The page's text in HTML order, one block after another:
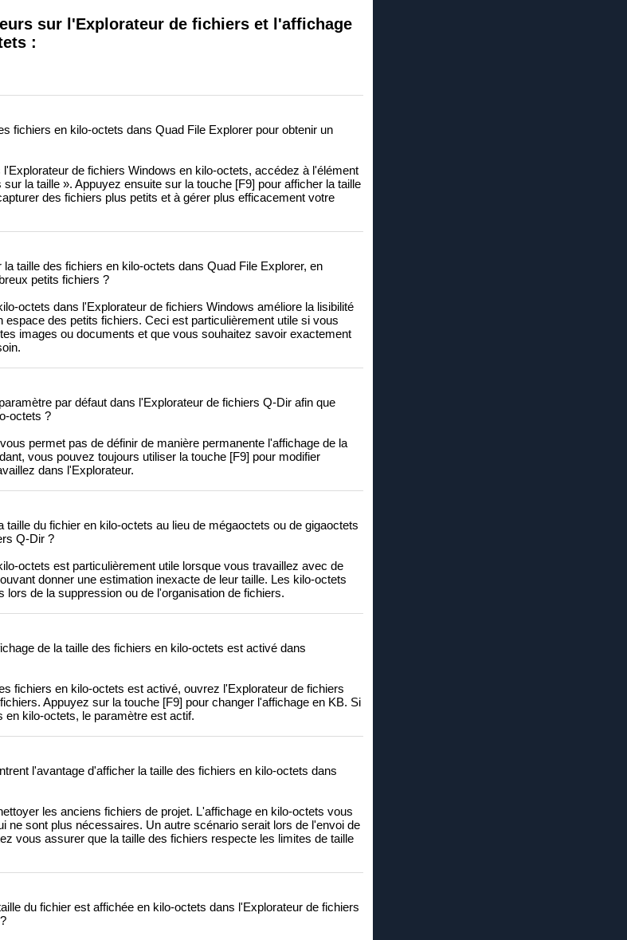
sur l'Explorateur de fichiers et l'affichage
:
fichiers en kilo-octets dans Quad File Explorer pour obtenir un
de fichiers Windows en kilo-octets, accédez à l'élément
la taille ». Appuyez ensuite sur la touche [F9] pour afficher la taille
des fichiers plus petits et à gérer plus efficacement votre
taille des fichiers en kilo-octets dans Quad File Explorer, en
petits fichiers ?
octets dans l'Explorateur de fichiers Windows améliore la lisibilité
des petits fichiers. Ceci est particulièrement utile si vous
images ou documents et que vous souhaitez savoir exactement
par défaut dans l'Explorateur de fichiers Q-Dir afin que
octets ?
permet pas de définir de manière permanente l'affichage de la
vous pouvez toujours utiliser la touche [F9] pour modifier
dans l'Explorateur.
taille du fichier en kilo-octets au lieu de mégaoctets ou de gigaoctets
Q-Dir ?
octets est particulièrement utile lorsque vous travaillez avec de
donner une estimation inexacte de leur taille. Les kilo-octets
de la suppression ou de l'organisation de fichiers.
de la taille des fichiers en kilo-octets est activé dans
fichiers en kilo-octets est activé, ouvrez l'Explorateur de fichiers
Appuyez sur la touche [F9] pour changer l'affichage en KB. Si
kilo-octets, le paramètre est actif.
l'avantage d'afficher la taille des fichiers en kilo-octets dans
les anciens fichiers de projet. L'affichage en kilo-octets vous
ne sont plus nécessaires. Un autre scénario serait lors de l'envoi de
vous assurer que la taille des fichiers respecte les limites de taille
du fichier est affichée en kilo-octets dans l'Explorateur de fichiers